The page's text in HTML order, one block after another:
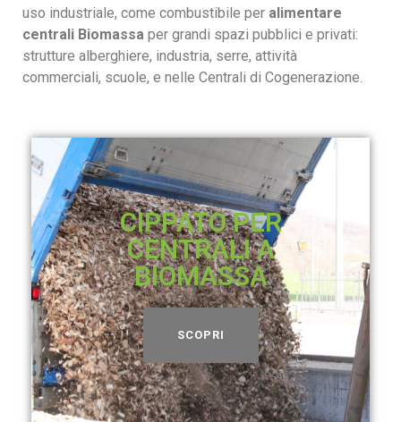
uso industriale, come combustibile per alimentare
centrali Biomassa per grandi spazi pubblici e privati:
strutture alberghiere, industria, serre, attività
commerciali, scuole, e nelle Centrali di Cogenerazione.
CIPPATO PER
CENTRALI A
BIOMASSA
SCOPRI